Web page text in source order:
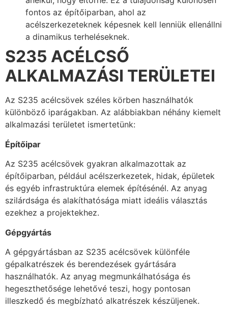
fontos az építőiparban, ahol az
acélszerkezeteknek képesnek kell lenniük ellenállni
a dinamikus terheléseknek.
S235 ACÉLCSŐ
ALKALMAZÁSI TERÜLETEI
Az S235 acélcsövek széles körben használhatók
különböző iparágakban. Az alábbiakban néhány kiemelt
alkalmazási területet ismertetünk:
Építőipar
Az S235 acélcsövek gyakran alkalmazottak az
építőiparban, például acélszerkezetek, hidak, épületek
és egyéb infrastruktúra elemek építésénél. Az anyag
szilárdsága és alakíthatósága miatt ideális választás
ezekhez a projektekhez.
Gépgyártás
A gépgyártásban az S235 acélcsövek különféle
gépalkatrészek és berendezések gyártására
használhatók. Az anyag megmunkálhatósága és
hegeszthetősége lehetővé teszi, hogy pontosan
illeszkedő és megbízható alkatrészek készüljenek.